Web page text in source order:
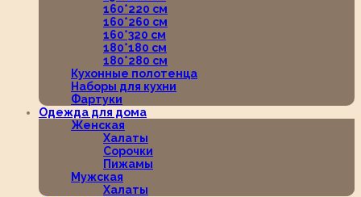
160*220 см
160*260 см
160*320 см
180*180 см
180*280 см
Кухонные полотенца
Наборы для кухни
Фартуки
Одежда для дома
Женская
Халаты
Сорочки
Пижамы
Мужская
Халаты